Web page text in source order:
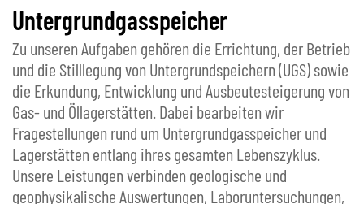
Untergrundgasspeicher
Zu unseren Aufgaben gehören die Errichtung, der Betrieb
und die Stilllegung von Untergrundspeichern (UGS) sowie
die Erkundung, Entwicklung und Ausbeutesteigerung von
Gas- und Öllagerstätten. Dabei bearbeiten wir
Fragestellungen rund um Untergrundgasspeicher und
Lagerstätten entlang ihres gesamten Lebenszyklus.
Unsere Leistungen verbinden geologische und
geophysikalische Auswertungen, Laboruntersuchungen,